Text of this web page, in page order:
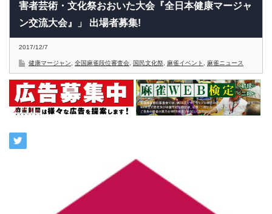
害者芸術・文化祭おおいた大会『全日本健康マージャ
ン交流大会』」 出場者募集!
2017/12/7
健康マージャン 全国麻雀段位審査会 国民文化祭 麻雀イベント 麻雀ニュース